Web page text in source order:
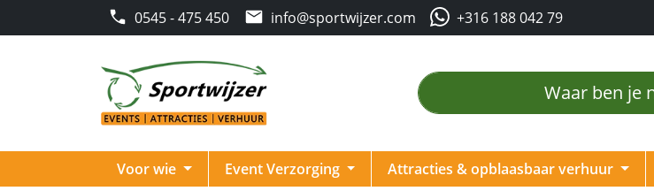
0545 - 475 450 info@sportwijzer.com +316 188 042 79
Voor wie Event Verzorging Attracties & opblaasbaar verhuur